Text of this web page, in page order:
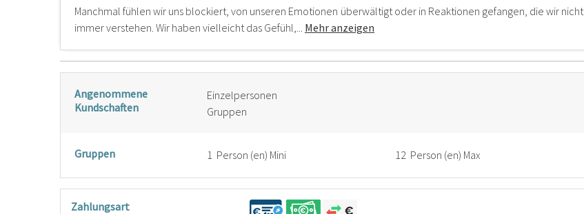
Manchmal fühlen wir uns blockiert, von unseren Emotionen überwältigt oder in Reaktionen gefangen, die wir nicht
immer verstehen. Wir haben vielleicht das Gefühl,... Mehr anzeigen
Angenommene
Kundschaften
Einzelpersonen
Gruppen
Gruppen 1 Person (en) Mini 12 Person (en) Max
Zahlungsart